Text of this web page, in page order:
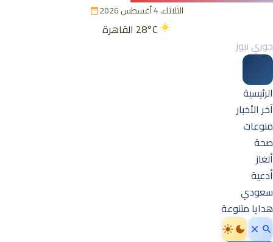
الثلاثاء، 4 أغسطس 2026
28°C القاهرة
جوري نيوز
الرئيسية
آخر الأخبار
منوعات
صحة
ألغاز
أدعية
سعودي
هدايا متنوعة